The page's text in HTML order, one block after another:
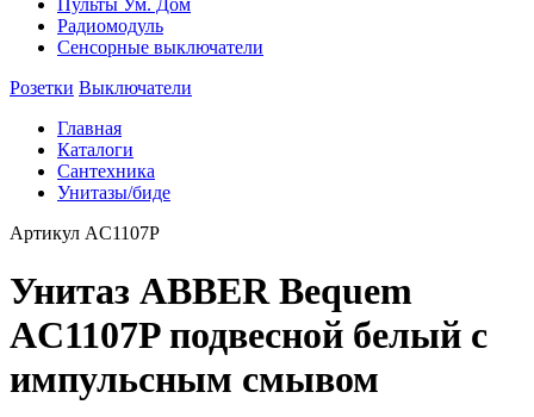
Пульты Ум. Дом
Радиомодуль
Сенсорные выключатели
Розетки Выключатели
Главная
Каталоги
Сантехника
Унитазы/биде
Артикул AC1107P
Унитаз ABBER Bequem
AC1107P подвесной белый с
импульсным смывом